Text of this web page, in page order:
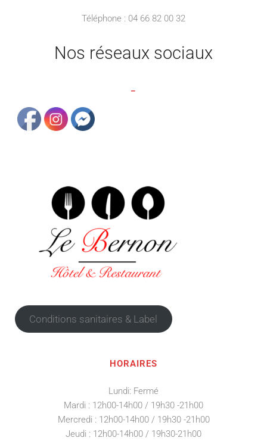
Téléphone : 04 66 82 00 32
Nos réseaux sociaux
Conditions sanitaires & Label
HORAIRES
Lundi: Fermé
Mardi : 12h00-14h00 / 19h30 -21h00
Mercredi : 12h00-14h00 / 19h30 -21h00
Jeudi : 12h00-14h00 / 19h30-21h00